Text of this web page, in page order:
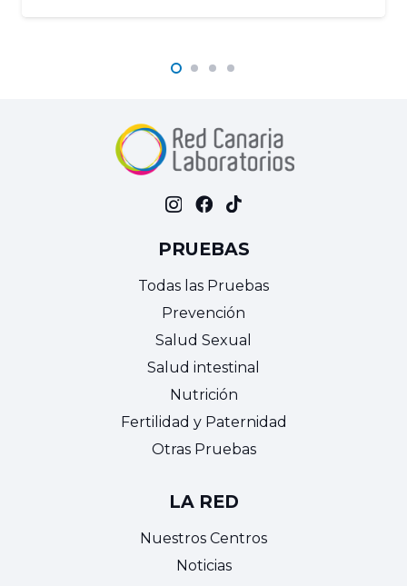
PRUEBAS
Todas las Pruebas
Prevención
Salud Sexual
Salud intestinal
Nutrición
Fertilidad y Paternidad
Otras Pruebas
LA RED
Nuestros Centros
Noticias